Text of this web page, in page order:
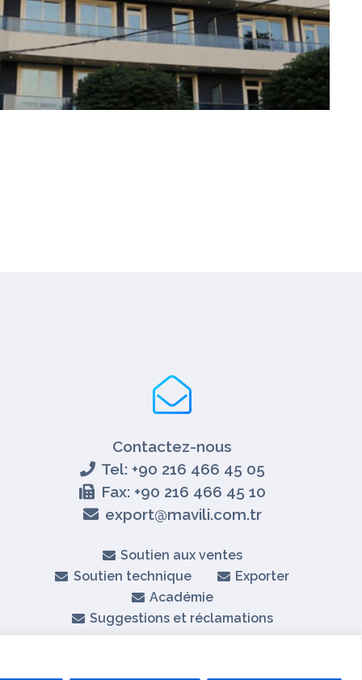
Contactez-nous
Tel: +90 216 466 45 05
Fax: +90 216 466 45 10
export@mavili.com.tr
Soutien aux ventes
Soutien technique
Exporter
Académie
Suggestions et réclamations